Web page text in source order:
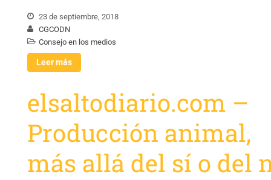
23 de septiembre, 2018
CGCODN
Consejo en los medios
Leer más
elsaltodiario.com –
Producción animal,
más allá del sí o del